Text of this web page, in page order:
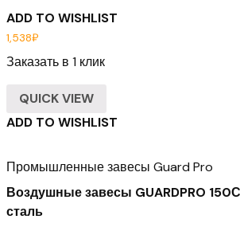
ADD TO WISHLIST
1,538₽
Заказать в 1 клик
QUICK VIEW
ADD TO WISHLIST
Промышленные завесы Guard Pro
Воздушные завесы GUARDPRO
сталь